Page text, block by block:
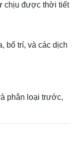
chịu được thời tiết
bố trí, và các dịch
phân loại trước,